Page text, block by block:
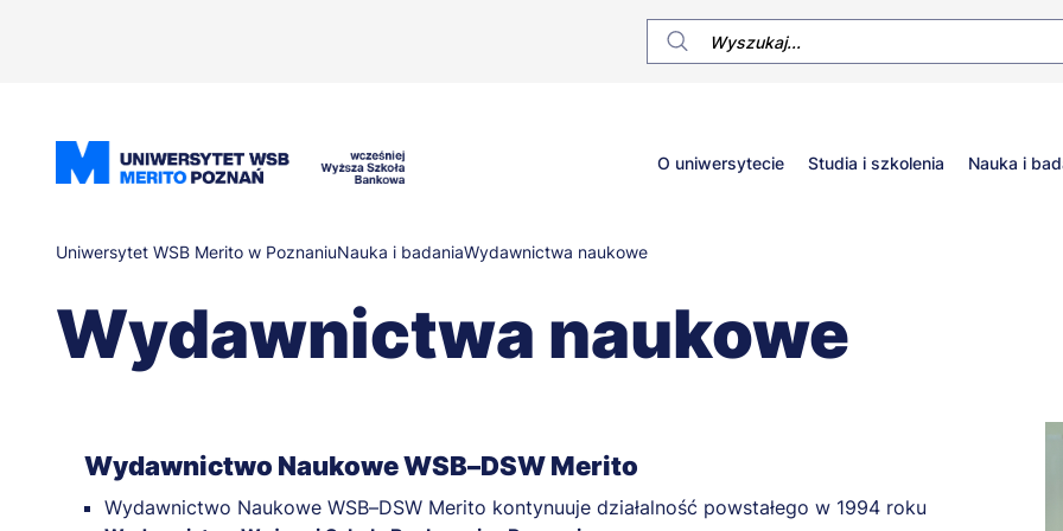
Główne
menu
O uniwersytecie Studia i szkolenia Nauka i
Ścieżka
nawigacyjna
Uniwersytet WSB Merito w PoznaniuNauka i badaniaWydawnictwa naukowe
Wydawnictwa naukowe
Wydawnictwo Naukowe WSB–DSW Merito
Wydawnictwo Naukowe WSB–DSW Merito kontynuuje działalność powstałego w 1994 roku